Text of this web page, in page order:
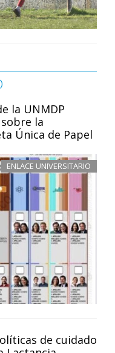
la UNMDP
la
Única de Papel
ENLACE UNIVERSITARIO
de cuidado